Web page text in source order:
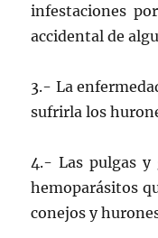
infestaciones
accidental de
3.- La
sufrirla los
4.- Las pulgas y
hemoparásitos
conejos y